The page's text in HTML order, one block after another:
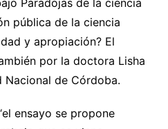
Paradojas de la ciencia
pública de la ciencia
y apropiación? El
por la doctora Lisha
Nacional de Córdoba.
ensayo se propone